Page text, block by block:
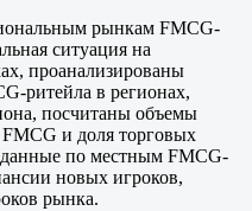
рынкам FMCG-
ситуация на
проанализированы
ритейла в регионах,
посчитаны объемы
и доля торговых
данные по местным FMCG-
новых игроков,
рынка.